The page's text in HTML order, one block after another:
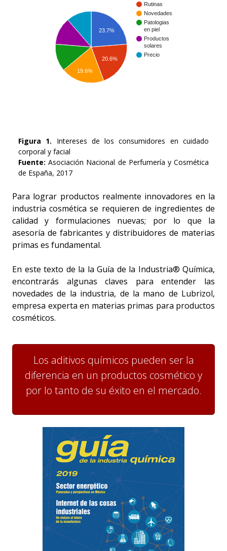
Rutinas
Novedades
Patologias
en piel
Productos
solares
Precio
23.7%
20.6%
19.6%
Figura 1. Intereses de los consumidores en cuidado
corporal y facial
Fuente: Asociación Nacional de Perfumería y Cosmética
de España, 2017
Para lograr productos realmente innovadores en la
industria cosmética se requieren de ingredientes de
calidad y formulaciones nuevas; por lo que la
asesoría de fabricantes y distribuidores de materias
primas es fundamental.
En este texto de la la Guía de la Industria® Química,
encontrarás algunas claves para entender las
novedades de la industria, de la mano de Lubrizol,
empresa experta en materias primas para productos
cosméticos.
Los aditivos químicos pueden ser la
diferencia en un productos cosmético y
por lo tanto de su éxito en el mercado.